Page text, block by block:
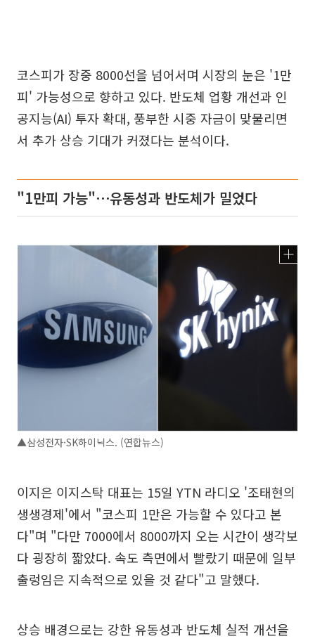
코스피가 장중 8000선을 넘어서며 시장의 눈은 '1만
피' 가능성으로 향하고 있다. 반도체 업황 개선과 인
공지능(AI) 투자 확대, 풍부한 시중 자금이 맞물리면
서 추가 상승 기대가 커졌다는 분석이다.
"1만피 가능"⋯유동성과 반도체가 밀었다
▲삼성전자·SK하이닉스. (연합뉴스)
이지은 이지스탁 대표는 15일 YTN 라디오 '조태현의
생생경제'에서 "코스피 1만은 가능할 수 있다고 본
다"며 "다만 7000에서 8000까지 오는 시간이 생각보
다 굉장히 짧았다. 속도 측면에서 빨랐기 때문에 일부
출렁임은 지속적으로 있을 것 같다"고 말했다.
상승 배경으로는 강한 유동성과 반도체 실적 개선을